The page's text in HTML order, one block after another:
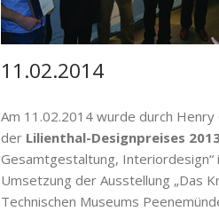
11.02.2014
Am 11.02.2014 wurde durch
der Lilienthal-Designpreises
Gesamtgestaltung,
Umsetzung der Ausstellung „Das
Technischen Museums